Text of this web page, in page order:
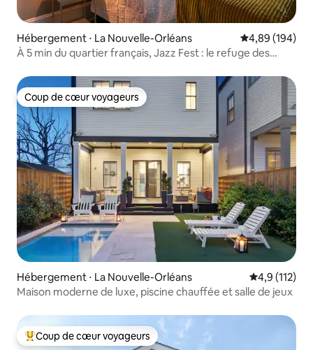
Hébergement ⋅ La Nouvelle-Orléans Évaluation
4,89 (194)
À 5 min du quartier français, Jazz Fest : le refuge des
Coup de cœur voyageurs
Coup de cœur voyageurs
Hébergement ⋅ La Nouvelle-Orléans Évaluation
4,9 (112)
Maison moderne de luxe, piscine chauffée et salle de jeux
Coups de cœur voyageurs les plus appréciés
Coup de cœur voyageurs